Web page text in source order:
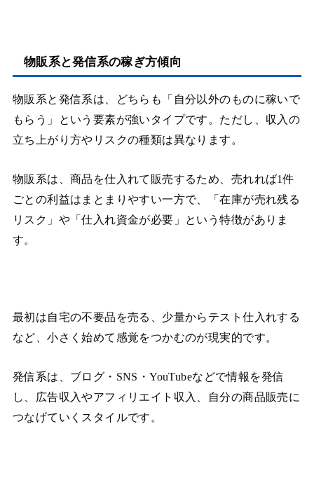
物販系と発信系の稼ぎ方傾向
物販系と発信系は、どちらも「自分以外のものに稼いで
もらう」という要素が強いタイプです。ただし、収入の
立ち上がり方やリスクの種類は異なります。
物販系は、商品を仕入れて販売するため、売れれば1件
ごとの利益はまとまりやすい一方で、「在庫が売れ残る
リスク」や「仕入れ資金が必要」という特徴がありま
す。
最初は自宅の不要品を売る、少量からテスト仕入れする
など、小さく始めて感覚をつかむのが現実的です。
発信系は、ブログ・SNS・YouTubeなどで情報を発信
し、広告収入やアフィリエイト収入、自分の商品販売に
つなげていくスタイルです。